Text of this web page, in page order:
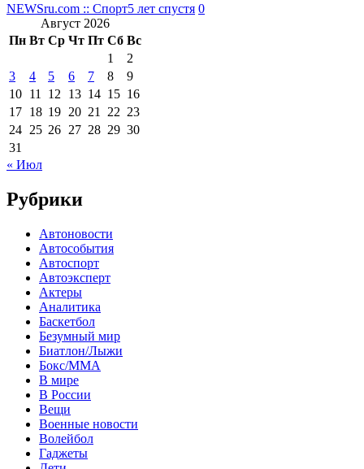
NEWSru.com :: Спорт5 лет спустя 0
Август 2026
Пн Вт Ср Чт Пт Сб Вс
1
2
3
4 5 6 7 8
9
10 11 12 13 14 15 16
17 18 19 20 21 22 23
24 25 26 27 28 29 30
31
« Июл
Рубрики
Автоновости
Автособытия
Автоспорт
Автоэксперт
Актеры
Аналитика
Баскетбол
Безумный мир
Биатлон/Лыжи
Бокс/MMA
В мире
В России
Вещи
Военные новости
Волейбол
Гаджеты